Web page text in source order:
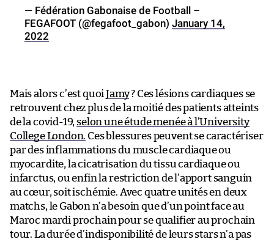
— Fédération Gabonaise de Football –
FEGAFOOT (@fegafoot_gabon) January 14,
2022
Mais alors c’est quoiJamy? Ces lésions cardiaques se
retrouvent chez plus de la moitié des patients atteints
de la covid-19, selon une étude menée à l’University
College London. Ces blessures peuvent se caractériser
par des inflammations du muscle cardiaque ou
myocardite, la cicatrisation du tissu cardiaque ou
infarctus, ou enfin la restriction de l’apport sanguin
au cœur, soit ischémie. Avec quatre unités en deux
matchs, le Gabon n’a besoin que d’un point face au
Maroc mardi prochain pour se qualifier au prochain
tour. La durée d’indisponibilité de leurs stars n’a pas